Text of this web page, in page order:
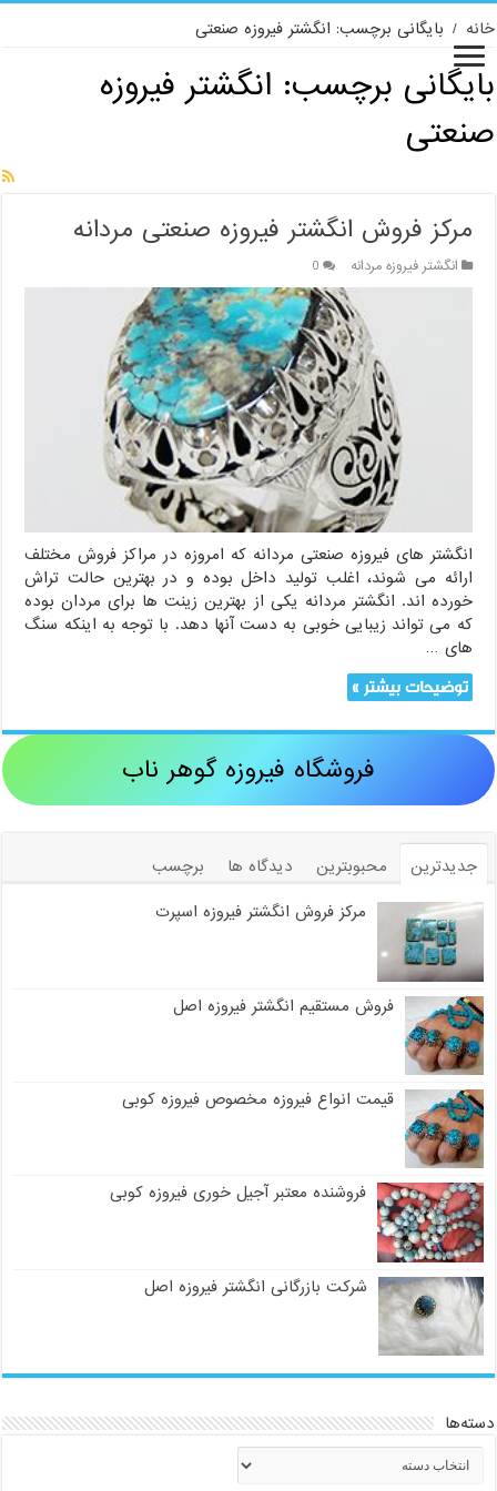
خانه / بایگانی برچسب: انگشتر فیروزه صنعتی
بایگانی برچسب: انگشتر فیروزه
صنعتی
مرکز فروش انگشتر فیروزه صنعتی مردانه
انگشتر فیروزه مردانه 0
انگشتر های فیروزه صنعتی مردانه که امروزه در مراکز فروش مختلف
ارائه می شوند، اغلب تولید داخل بوده و در بهترین حالت تراش
خورده اند. انگشتر مردانه یکی از بهترین زینت ها برای مردان بوده
که می تواند زیبایی خوبی به دست آنها دهد. با توجه به اینکه سنگ
های …
توضیحات بیشتر »
فروشگاه فیروزه گوهر ناب
جدیدترین محبوبترین دیدگاه ها
برچسب
مرکز فروش انگشتر فیروزه اسپرت
فروش مستقیم انگشتر فیروزه اصل
قیمت انواع فیروزه مخصوص فیروزه کوبی
فروشنده معتبر آجیل خوری فیروزه کوبی
شرکت بازرگانی انگشتر فیروزه اصل
دسته‌ها
دسته‌ها